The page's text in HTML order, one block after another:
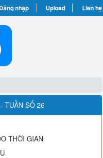
nhập Upload Liên hệ
TUẦN SỐ 26
THỜI GIAN